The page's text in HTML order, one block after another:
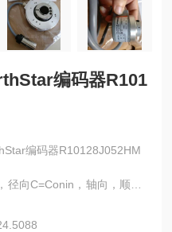
编码器R101
编码器R10128J052HM
径向C=Conin，轴向，顺时
缆，轴向F=TPE电缆，径